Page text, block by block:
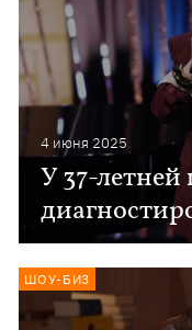
4 июня 2025
У 37-летней
ШОУ-БИЗ